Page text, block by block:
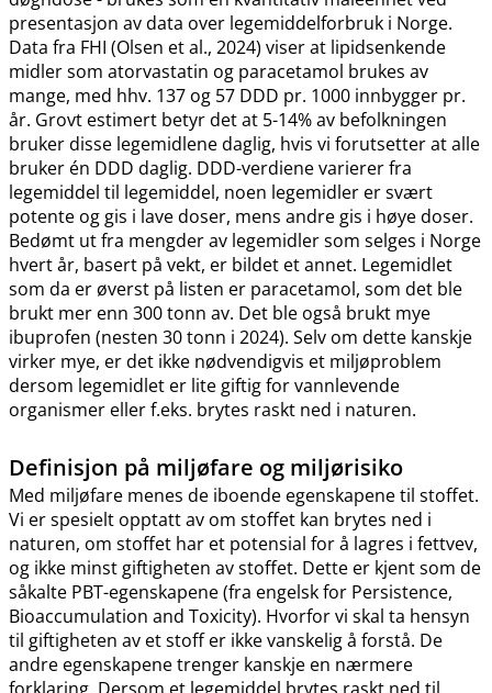
presentasjon av data over legemiddelforbruk i Norge.
Data fra FHI (Olsen et al., 2024) viser at lipidsenkende
midler som atorvastatin og paracetamol brukes av
mange, med hhv. 137 og 57 DDD pr. 1000 innbygger pr.
år. Grovt estimert betyr det at 5-14% av befolkningen
bruker disse legemidlene daglig, hvis vi forutsetter at alle
bruker én DDD daglig. DDD-verdiene varierer fra
legemiddel til legemiddel, noen legemidler er svært
potente og gis i lave doser, mens andre gis i høye doser.
Bedømt ut fra mengder av legemidler som selges i Norge
hvert år, basert på vekt, er bildet et annet. Legemidlet
som da er øverst på listen er paracetamol, som det ble
brukt mer enn 300 tonn av. Det ble også brukt mye
ibuprofen (nesten 30 tonn i 2024). Selv om dette kanskje
virker mye, er det ikke nødvendigvis et miljøproblem
dersom legemidlet er lite giftig for vannlevende
organismer eller f.eks. brytes raskt ned i naturen.
Definisjon på miljøfare og miljørisiko
Med miljøfare menes de iboende egenskapene til stoffet.
Vi er spesielt opptatt av om stoffet kan brytes ned i
naturen, om stoffet har et potensial for å lagres i fettvev,
og ikke minst giftigheten av stoffet. Dette er kjent som de
såkalte PBT-egenskapene (fra engelsk for Persistence,
Bioaccumulation and Toxicity). Hvorfor vi skal ta hensyn
til giftigheten av et stoff er ikke vanskelig å forstå. De
andre egenskapene trenger kanskje en nærmere